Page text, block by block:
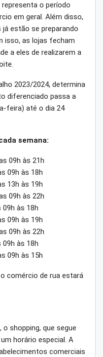
o período
em geral. Além disso,
estão se preparando
isso, as lojas fecham
a eles de realizarem a
2023/2024, determina
diferenciado passa a
feira) até o dia 24
semana:
09h às 21h
09h às 18h
13h às 19h
09h às 22h
09h às 18h
09h às 19h
09h às 22h
09h às 18h
09h às 15h
comércio de rua estará
shopping, que segue
horário especial. A
comerciais